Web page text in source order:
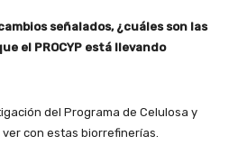
señalados, ¿cuáles son las
el PROCYP está llevando
del Programa de Celulosa y
ver con estas biorrefinerías.